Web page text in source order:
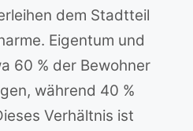
dem Stadtteil
Eigentum und
60 % der Bewohner
während 40 %
Verhältnis ist